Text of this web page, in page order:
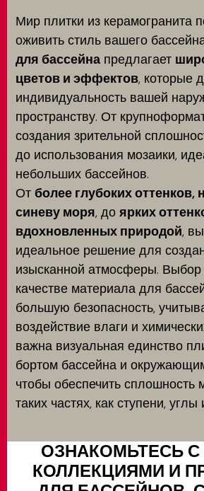
Мир плитки из керамогранита
оживить стиль вашего
для бассейна предлагает
цветов и эффектов, которые
индивидуальность вашей
пространству. От
создания зрительной
до использования мозаики,
небольших бассейнов.
От более глубоких
синеву моря, до ярких
вдохновленных природой,
идеальное решение для
изысканной атмосферы. Выбор
качестве материала для
большую безопасность,
воздействие влаги и
важна визуальная единство
бортом бассейна и
чтобы обеспечить сплошность
таких частях, как ступени, углы
ОЗНАКОМЬТЕСЬ
КОЛЛЕКЦИЯМИ И